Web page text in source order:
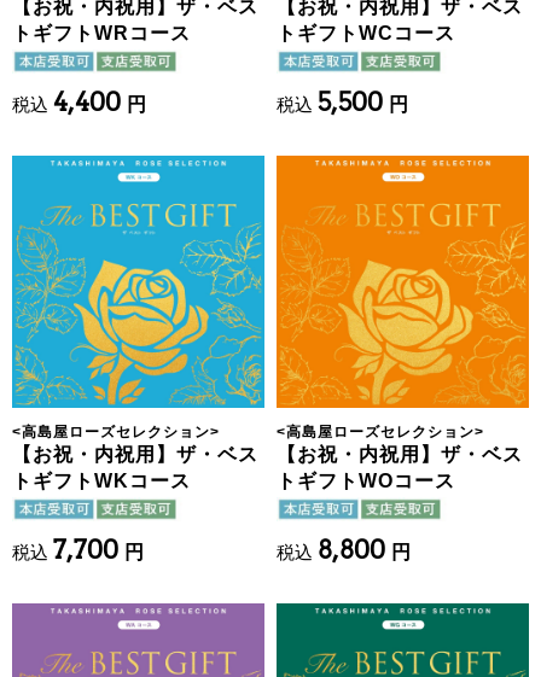
【お祝・内祝用】ザ・ベス
トギフトWRコース
税込 4,400 円
【お祝・内祝用】ザ・ベス
トギフトWCコース
税込 5,500 円
<高島屋ローズセレクション>
【お祝・内祝用】ザ・ベス
トギフトWKコース
税込 7,700 円
<高島屋ローズセレクション>
【お祝・内祝用】ザ・ベス
トギフトWOコース
税込 8,800 円